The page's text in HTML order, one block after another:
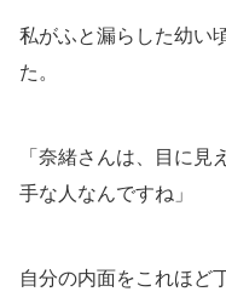
私がふと漏らした幼い
た。
「奈緒さんは、目に見
手な人なんですね」
自分の内面をこれほど